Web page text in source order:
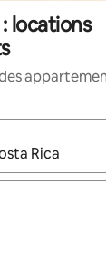
locations
affichés,